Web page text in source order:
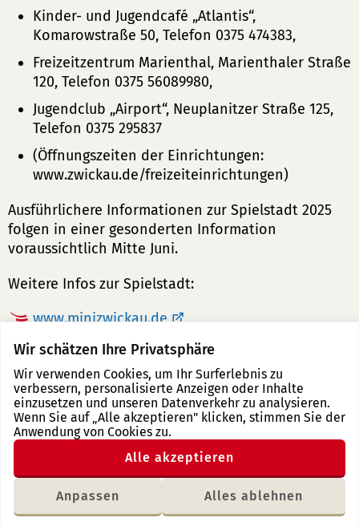
Wir schätzen Ihre Privatsphäre
Wir verwenden Cookies, um Ihr Surferlebnis zu
verbessern, personalisierte Anzeigen oder Inhalte
einzusetzen und unseren Datenverkehr zu analysieren.
Wenn Sie auf „Alle akzeptieren" klicken, stimmen Sie der
Anwendung von Cookies zu.
Anpassen Alles ablehnen
Alle akzeptieren
Kinder- und Jugendcafé „Atlantis“,
Komarowstraße 50, Telefon 0375 474383,
Freizeitzentrum Marienthal, Marienthaler Straße
120, Telefon 0375 56089980,
Jugendclub „Airport“, Neuplanitzer Straße 125,
Telefon 0375 295837
(Öffnungszeiten der Einrichtungen:
www.zwickau.de/freizeiteinrichtungen)
Ausführlichere Informationen zur Spielstadt 2025
folgen in einer gesonderten Information
voraussichtlich Mitte Juni.
Weitere Infos zur Spielstadt:
www.minizwickau.de
Drucken
Empfehlen
Teilen
via
Email
Teilen
auf
Facebook
Teilen
(Twitter)
Anpinnen
Pinterest